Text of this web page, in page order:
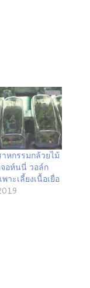
หกรรมกล้วยไม้
อห์นนี่ วอล์ก
พาะเลี้ยงเนื้อเยื่อ